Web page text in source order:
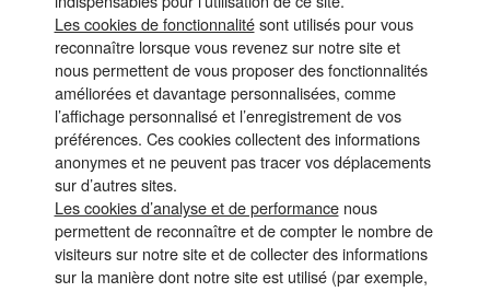
Les cookies de fonctionnalitésont utilisés pour vous
reconnaître lorsque vous revenez sur notre site et
nous permettent de vous proposer des fonctionnalités
améliorées et davantage personnalisées, comme
l’affichage personnalisé et l’enregistrement de vos
préférences. Ces cookies collectent des informations
anonymes et ne peuvent pas tracer vos déplacements
sur d’autres sites.
Les cookies d’analyse et de performancenous
permettent de reconnaître et de compter le nombre de
visiteurs sur notre site et de collecter des informations
sur la manière dont notre site est utilisé (par exemple,